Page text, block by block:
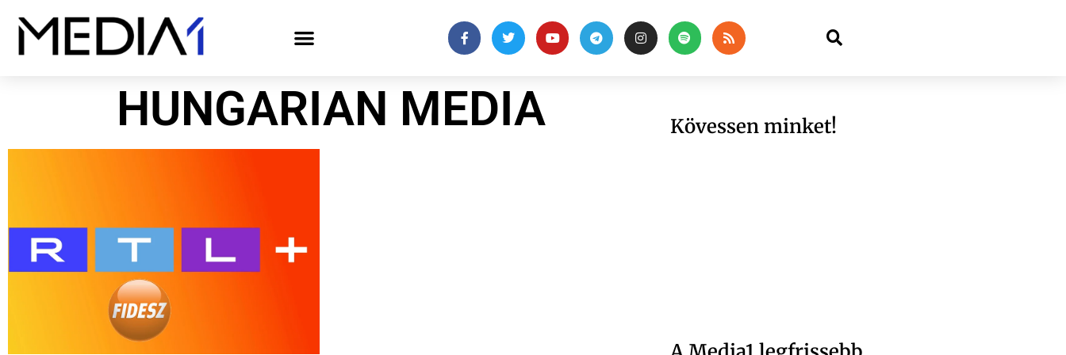
HUNGARIAN MEDIA Kövessen minket!